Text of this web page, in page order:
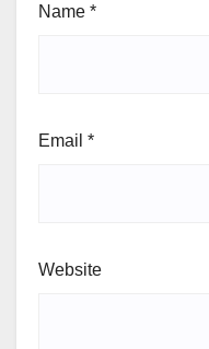
Name *
Email *
Website